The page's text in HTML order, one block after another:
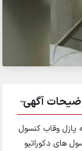
آگهی
پازل وقاب کنسول
های دکوراتیو